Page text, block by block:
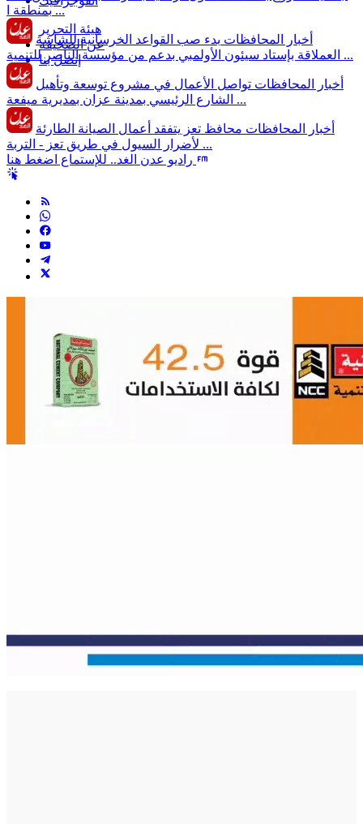
هيئة التحرير
عن الصحيفة
إتصل بنا
بمنطقة ا ...
أخبار المحافظات بدء صب القواعد الخرسانية للشاشة
العملاقة بإستاد سيئون الأولمبي بدعم من مؤسسة الناصر للتنمية ...
أخبار المحافظات تواصل الأعمال في مشروع توسعة وتأهيل
الشارع الرئيسي بمدينة عزان بمديرية ميفعة ...
أخبار المحافظات محافظ تعز يتفقد أعمال الصيانة الطارئة
لأضرار السيول في طريق تعز - التربة ...